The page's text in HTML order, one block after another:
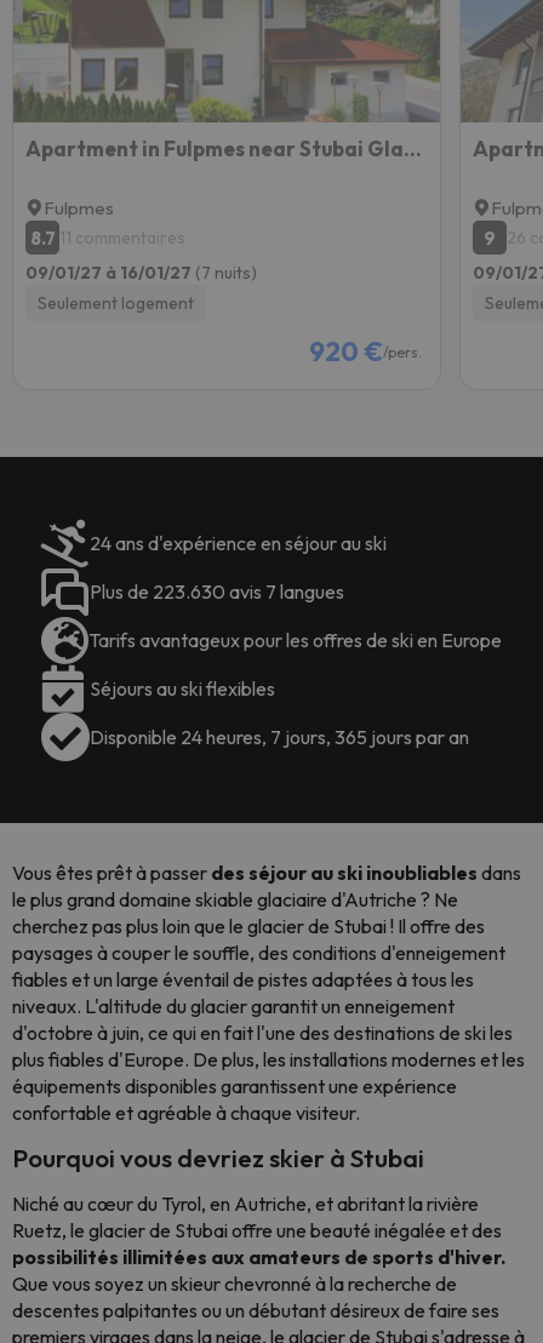
Apartment in Fulpmes near Stubai Glacier
Fulpmes
8.7 11 commentaires
09/01/27 à 16/01/27 (7 nuits)
Seulement logement
920 €/pers.
9
26
09/01/
24 ans d'expérience en séjour au ski
Plus de 223.630 avis 7 langues
Tarifs avantageux pour les offres de ski en Europe
Séjours au ski flexibles
Disponible 24 heures, 7 jours, 365 jours par an
Vous êtes prêt à passer des séjour au ski inoubliables dans
le plus grand domaine skiable glaciaire d'Autriche ? Ne
cherchez pas plus loin que le glacier de Stubai ! Il offre des
paysages à couper le souffle, des conditions d'enneigement
fiables et un large éventail de pistes adaptées à tous les
niveaux. L'altitude du glacier garantit un enneigement
d'octobre à juin, ce qui en fait l'une des destinations de ski les
plus fiables d'Europe. De plus, les installations modernes et les
équipements disponibles garantissent une expérience
confortable et agréable à chaque visiteur.
Pourquoi vous devriez skier à Stubai
Niché au cœur du Tyrol, en Autriche, et abritant la rivière
Ruetz, le glacier de Stubai offre une beauté inégalée et des
possibilités illimitées aux amateurs de sports d'hiver.
Que vous soyez un skieur chevronné à la recherche de
descentes palpitantes ou un débutant désireux de faire ses
premiers virages dans la neige, le glacier de Stubai s'adresse à